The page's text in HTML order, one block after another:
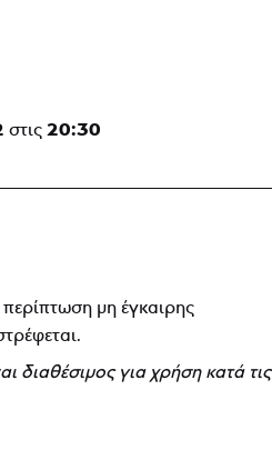
στις 20:30
μη έγκαιρης
διαθέσιμος για χρήση κατά τις